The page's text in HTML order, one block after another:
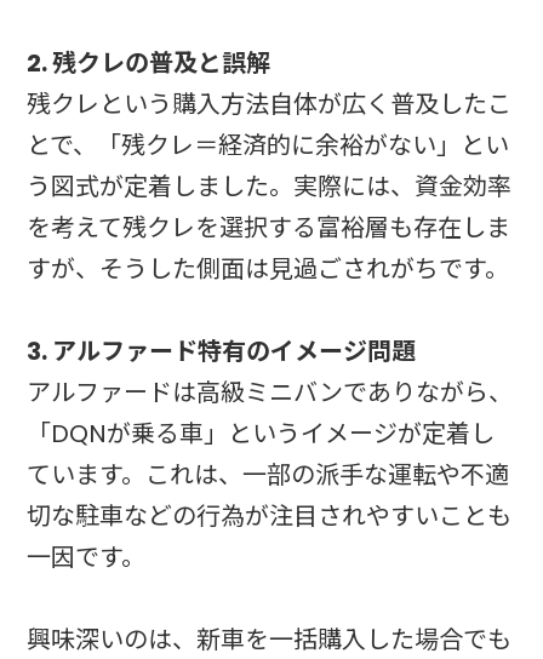
2. 残クレの普及と誤解
残クレという購入方法自体が広く普及したこ
とで、「残クレ＝経済的に余裕がない」とい
う図式が定着しました。実際には、資金効率
を考えて残クレを選択する富裕層も存在しま
すが、そうした側面は見過ごされがちです。
3. アルファード特有のイメージ問題
アルファードは高級ミニバンでありながら、
「DQNが乗る車」というイメージが定着し
ています。これは、一部の派手な運転や不適
切な駐車などの行為が注目されやすいことも
一因です。
興味深いのは、新車を一括購入した場合でも